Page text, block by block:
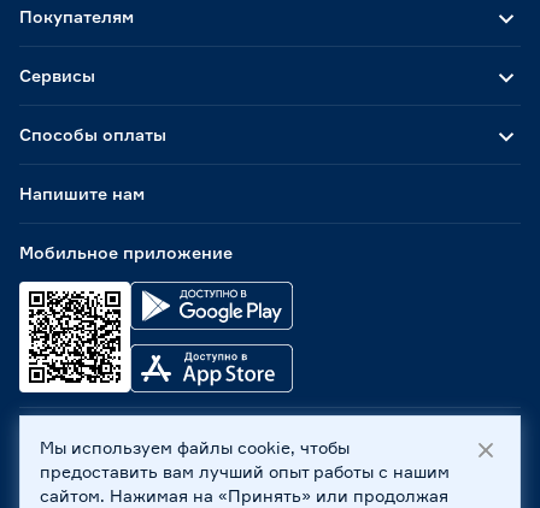
Способы оплаты
Мобильное приложение
Покупателям
Сервисы
Напишите нам
ООО «Бауцентр Рус» 2004 -2026, 236029, г. Калининград,
ул. А.Невского, 205. ИНН 7702596813, КПП 390601001 ©
Все права защищены
Мы используем файлы cookie, чтобы
предоставить вам лучший опыт работы с нашим
сайтом. Нажимая на «Принять» или продолжая